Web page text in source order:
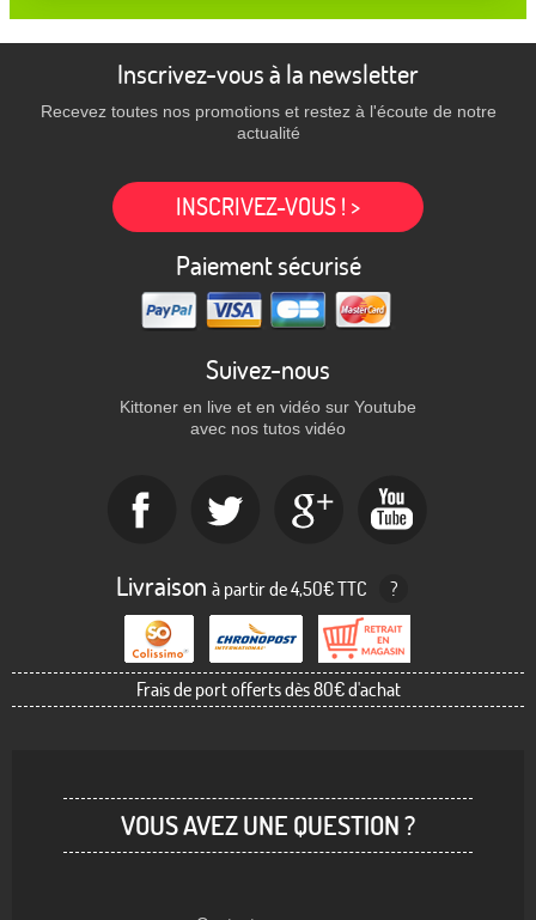
Inscrivez-vous à la newsletter
Recevez toutes nos promotions et restez à l'écoute de notre
actualité
INSCRIVEZ-VOUS ! >
Paiement sécurisé
Suivez-nous
Kittoner en live et en vidéo sur Youtube
avec nos tutos vidéo
Livraison à partir de 4,50€ TTC ?
Frais de port offerts dès 80€ d'achat
VOUS AVEZ UNE QUESTION ?